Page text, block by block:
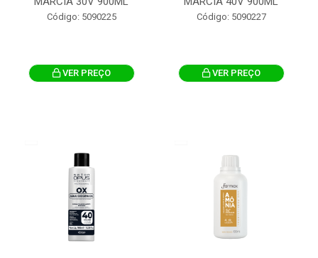
Código: 5090225
VER PREÇO
Código: 5090227
VER PREÇO